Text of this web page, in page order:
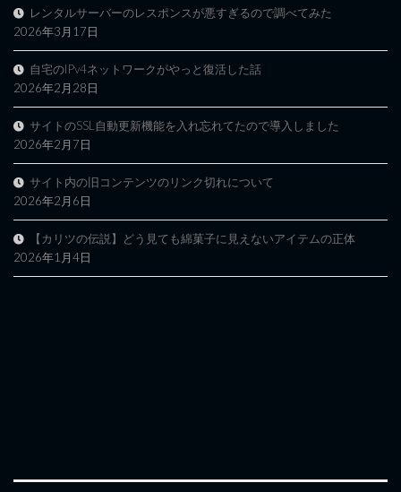
レンタルサーバーのレスポンスが悪すぎるので調べてみた
2026年3月17日
自宅のIPv4ネットワークがやっと復活した話
2026年2月28日
サイトのSSL自動更新機能を入れ忘れてたので導入しました
2026年2月7日
サイト内の旧コンテンツのリンク切れについて
2026年2月6日
【カリツの伝説】どう見ても綿菓子に見えないアイテムの正体
2026年1月4日